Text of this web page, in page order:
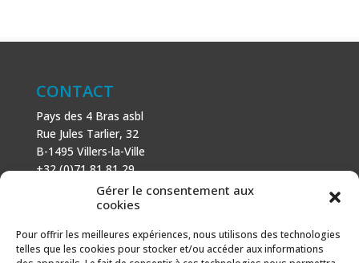
Gérer le consentement aux
cookies
Pour offrir les meilleures expériences, nous utilisons des technologies
telles que les cookies pour stocker et/ou accéder aux informations
CONTACT
Pays des 4 Bras asbl
Rue Jules Tarlier, 32
B-1495 Villers-la-Ville
+32 (0)71 81 81 29
N° d’entreprise : 666 464 432
Mentions légales